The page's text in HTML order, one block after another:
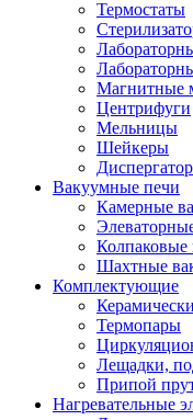
Термостаты
Магнитные
Центрифуги
Мельницы
Шейкеры
Вакуумные печи
Камерные
Колпаковые
Шахтные
Комплектующие
Термопары
Лещадки,
Припой
Нагревательные